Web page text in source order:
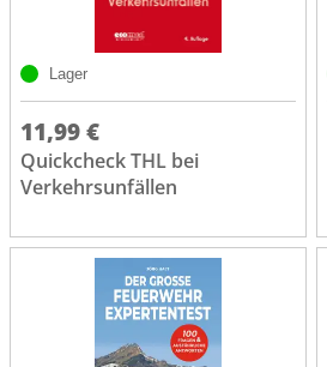
Lager
11,99 €
Quickcheck THL bei
Verkehrsunfällen